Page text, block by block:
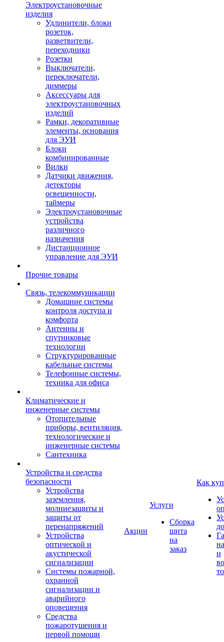
Электроустановочные
изделия
Удлинители, блоки
розеток,
разветвители,
переходники
Розетки
Выключатели,
переключатели,
диммеры
Аксессуары для
электроустановочных
изделий
Рамки, декоративные
элементы, основания
для ЭУИ
Блоки
комбинированные
Вилки
Датчики движения,
детекторы
освещенности,
таймеры
Электроустановочные
устройства
различного
назначения
Дистанционное
управление для ЭУИ
Прочие товары
Связь, телекоммуникации
Домашние системы
контроля доступа и
комфорта
Антенны и
спутниковые
технологии
Структурированные
кабельные системы
Телефонные системы,
техника для офиса
Климатические и
инженерные системы
Отопительные
приборы, вентиляция,
технологические и
инженерные системы
Сантехника
Устройства и средства
безопасности
Устройства
заземления,
молниезащиты и
защиты от
перенапряжений
Устройства
оптической и
акустической
сигнализации
Системы пожарной,
охранной
сигнализации и
аварийного
оповещения
Средства
пожаротушения и
первой помощи
Акции
Услуги
Сборка
щита
на
заказ
Как
и